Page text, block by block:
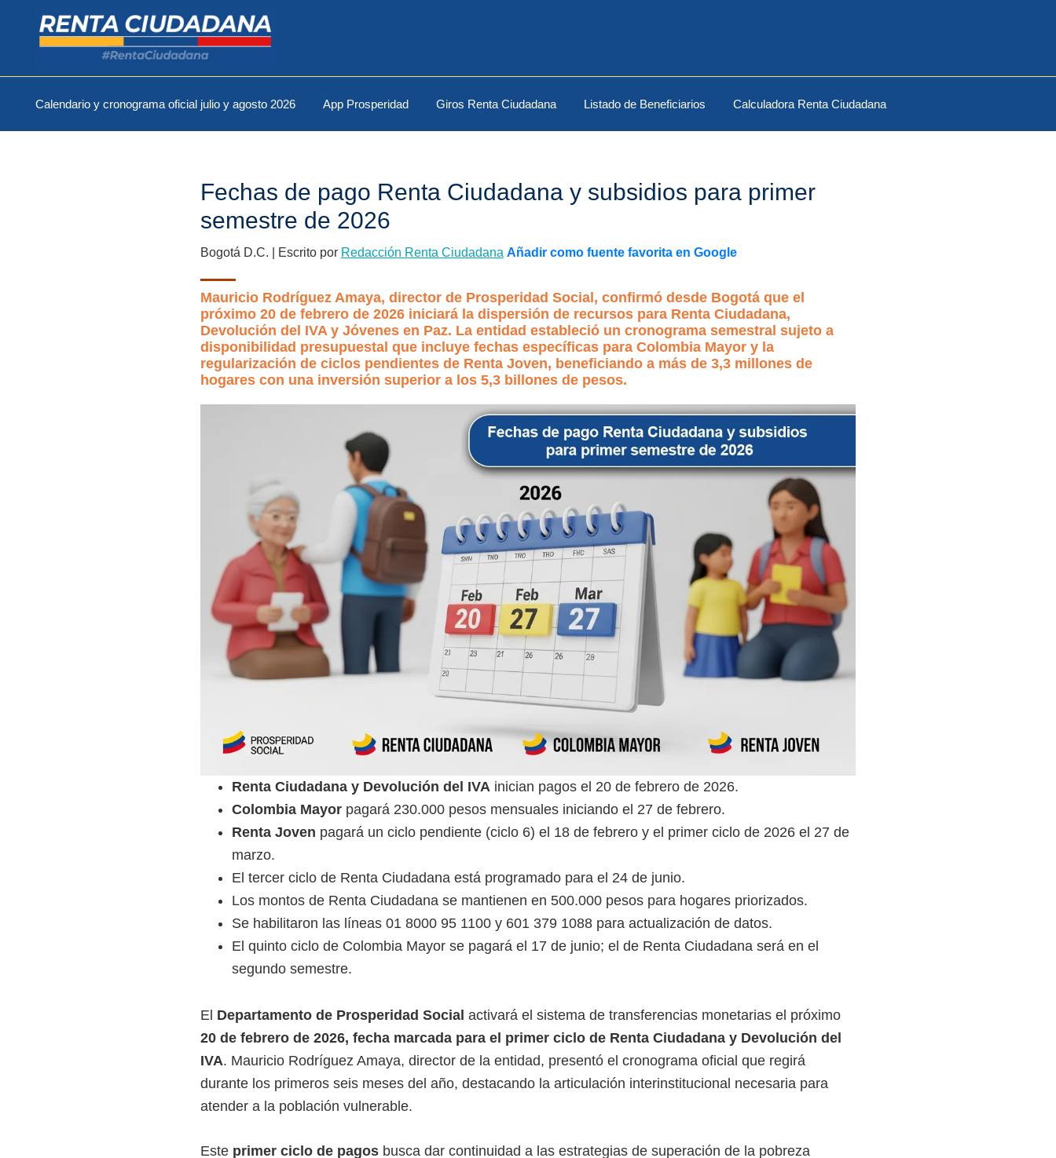
navigation
contentRenta
Ciudadana
y
consulta
Calendario y cronograma oficial julio y agosto 2026 App Prosperidad Giros Renta Ciudadana Listado de Beneficiarios Calculadora Renta Ciudadana
Fechas de pago Renta Ciudadana y subsidios para primer
semestre de 2026
Bogotá D.C. | Escrito por Redacción Renta Ciudadana Añadir como fuente favorita en Google
Mauricio Rodríguez Amaya, director de Prosperidad Social, confirmó desde Bogotá que el
próximo 20 de febrero de 2026 iniciará la dispersión de recursos para Renta Ciudadana,
Devolución del IVA y Jóvenes en Paz. La entidad estableció un cronograma semestral sujeto a
disponibilidad presupuestal que incluye fechas específicas para Colombia Mayor y la
regularización de ciclos pendientes de Renta Joven, beneficiando a más de 3,3 millones de
hogares con una inversión superior a los 5,3 billones de pesos.
Renta Ciudadana y Devolución del IVAinician pagos el 20 de febrero de 2026.
Colombia Mayorpagará 230.000 pesos mensuales iniciando el 27 de febrero.
Renta Joven pagará un ciclo pendiente (ciclo 6) el 18 de febrero y el primer ciclo de 2026 el 27 de
marzo.
El tercer ciclo de Renta Ciudadana está programado para el 24 de junio.
Los montos de Renta Ciudadana se mantienen en 500.000 pesos para hogares priorizados.
Se habilitaron las líneas 01 8000 95 1100 y 601 379 1088 para actualización de datos.
El quinto ciclo de Colombia Mayor se pagará el 17 de junio; el de Renta Ciudadana será en el
segundo semestre.
El Departamento de Prosperidad Social activará el sistema de transferencias monetarias el próximo
20 de febrero de 2026, fecha marcada para el primer ciclo de Renta Ciudadana y Devolución del
IVA. Mauricio Rodríguez Amaya, director de la entidad, presentó el cronograma oficial que regirá
durante los primeros seis meses del año, destacando la articulación interinstitucional necesaria para
atender a la población vulnerable.
Este primer ciclo de pagosbusca dar continuidad a las estrategias de superación de la pobreza